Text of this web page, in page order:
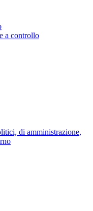
a controllo
di amministrazione,